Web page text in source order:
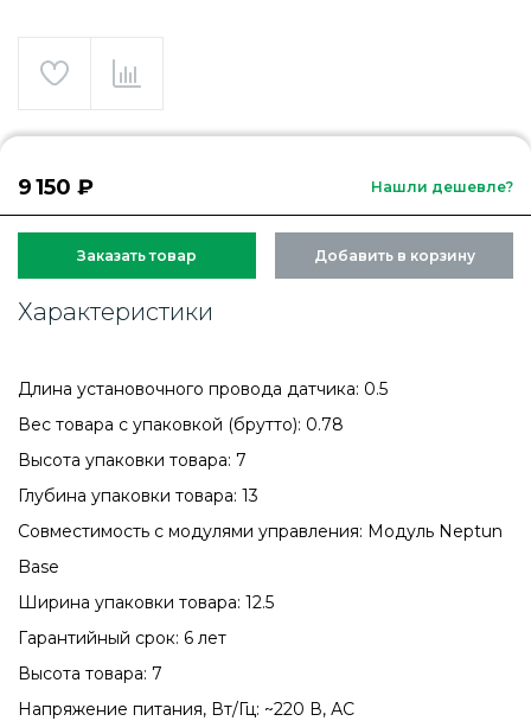
9 150 ₽ Нашли дешевле?
Заказать товар Добавить в корзину
Характеристики
Длина установочного провода датчика: 0.5
Вес товара с упаковкой (брутто): 0.78
Высота упаковки товара: 7
Глубина упаковки товара: 13
Совместимость с модулями управления: Модуль Neptun
Base
Ширина упаковки товара: 12.5
Гарантийный срок: 6 лет
Высота товара: 7
Напряжение питания, Вт/Гц: ~220 В, АС